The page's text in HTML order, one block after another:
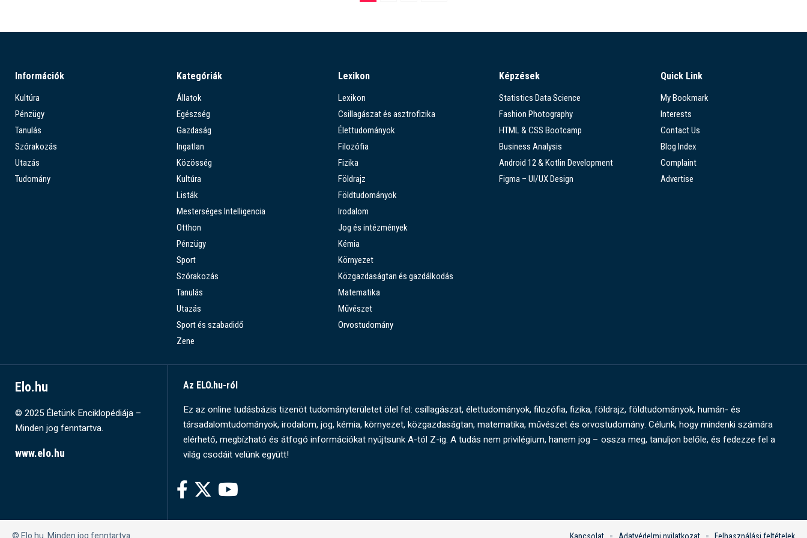
Információk
Kultúra
Pénzügy
Tanulás
Szórakozás
Utazás
Tudomány
Kategóriák
Állatok
Egészség
Gazdaság
Ingatlan
Közösség
Kultúra
Listák
Mesterséges Intelligencia
Otthon
Pénzügy
Sport
Szórakozás
Tanulás
Utazás
Sport és szabadidő
Zene
Lexikon
Lexikon
Csillagászat és asztrofizika
Élettudományok
Filozófia
Fizika
Földrajz
Földtudományok
Irodalom
Jog és intézmények
Kémia
Környezet
Közgazdaságtan és gazdálkodás
Matematika
Művészet
Orvostudomány
Képzések
Statistics Data Science
Fashion Photography
HTML & CSS Bootcamp
Business Analysis
Android 12 & Kotlin Development
Figma – UI/UX Design
Quick Link
My Bookmark
Interests
Contact Us
Blog Index
Complaint
Advertise
Elo.hu
© 2025 Életünk Enciklopédiája –
Minden jog fenntartva.
www.elo.hu
Az ELO.hu-ról
Ez az online tudásbázis tizenöt tudományterületet ölel fel: csillagászat, élettudományok, filozófia, fizika, földrajz, földtudományok, humán- és
társadalomtudományok, irodalom, jog, kémia, környezet, közgazdaságtan, matematika, művészet és orvostudomány. Célunk, hogy mindenki számára
elérhető, megbízható és átfogó információkat nyújtsunk A-tól Z-ig. A tudás nem privilégium, hanem jog – ossza meg, tanuljon belőle, és fedezze fel a
világ csodáit velünk együtt!
Kapcsolat Adatvédelmi nyilatkozat Felhasználási feltételek